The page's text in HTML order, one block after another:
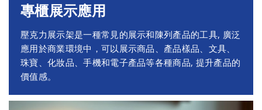
專櫃展示應用
壓克力展示架是一種常見的展示和陳列產品的工具, 廣泛
應用於商業環境中，可以展示商品、產品樣品、文具、
珠寶、化妝品、手機和電子產品等各種商品, 提升產品的
價值感。